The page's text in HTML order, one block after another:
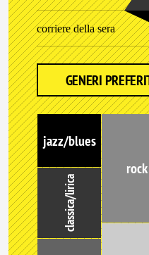
corriere della sera
GENERI
jazz/blues
classica/lirica
rock